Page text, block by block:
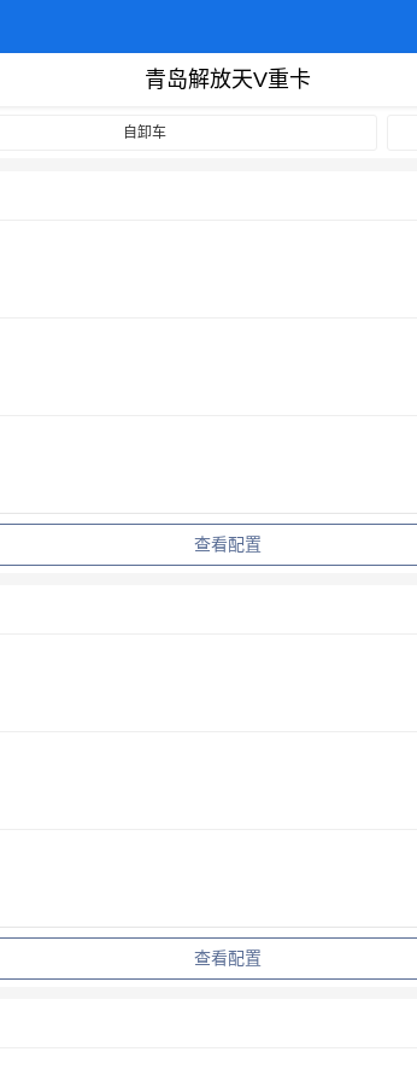
青岛解放天V重卡
自卸车
查看配置
查看配置